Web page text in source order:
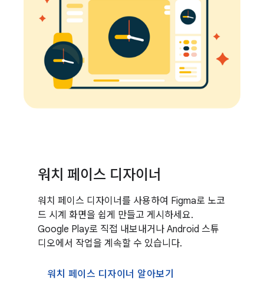
워치 페이스 디자이너
워치 페이스 디자이너를 사용하여 Figma로 노코
드 시계 화면을 쉽게 만들고 게시하세요.
Google Play로 직접 내보내거나 Android 스튜
디오에서 작업을 계속할 수 있습니다.
워치 페이스 디자이너 알아보기